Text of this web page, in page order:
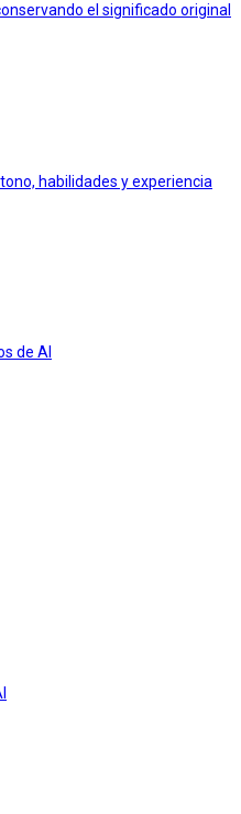
el significado original
habilidades y experiencia
de AI